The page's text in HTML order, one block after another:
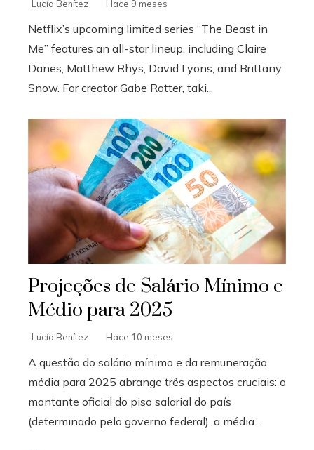
Lucía Benítez Hace 9 meses
Netflix’s upcoming limited series “The Beast in
Me” features an all-star lineup, including Claire
Danes, Matthew Rhys, David Lyons, and Brittany
Snow. For creator Gabe Rotter, taki...
Projeções de Salário Mínimo e
Médio para 2025
Lucía Benítez Hace 10 meses
A questão do salário mínimo e da remuneração
média para 2025 abrange três aspectos cruciais: o
montante oficial do piso salarial do país
(determinado pelo governo federal), a média...